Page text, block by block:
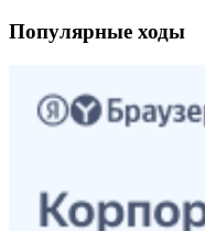
Популярные ходы